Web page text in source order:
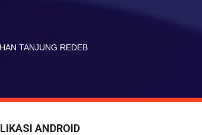
TANJUNG REDEB
ANDROID